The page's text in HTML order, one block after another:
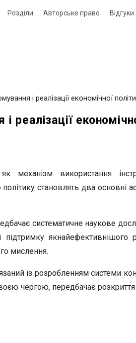
Розділи Авторське право Відгуки
і реалізації економічної
реалізації
механізм використання
становлять два основні
систематичне наукове
якнайефективнішого
мислення.
із розробленням системи
чергою, передбачає розкриття